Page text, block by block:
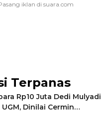
Terpanas
Rp10 Juta Dedi Mulyadi
Dinilai Cermin